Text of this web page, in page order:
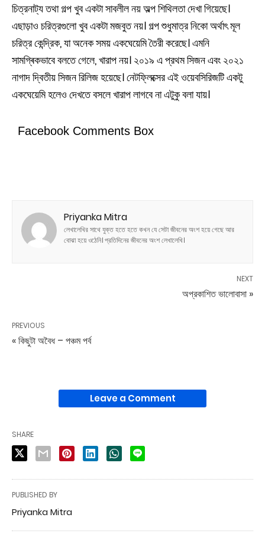
চিত্রনাট্য তথা গল্প খুব একটা সাবলীল নয় অল্প শিথিলতা দেখা গিয়েছে।
এছাড়াও চরিত্রগুলো খুব একটা মজবুত নয়। গল্প শুধুমাত্র নিকো অর্থাৎ মূল
চরিত্র কেন্দ্রিক, যা অনেক সময় একঘেয়েমি তৈরী করেছে। এমনি
সামগ্ৰিকভাবে বলতে গেলে, খারাপ নয়। ২০১৯ এ প্রথম সিজন এবং ২০২১
নাগাদ দ্বিতীয় সিজন রিলিজ হয়েছে। নেটফ্লিক্সের এই ওয়েবসিরিজটি একটু
একঘেয়েমি হলেও দেখতে বসলে খারাপ লাগবে না এটুকু বলা যায়।
Facebook Comments Box
Priyanka Mitra
লেখালেখির সাথে যুক্ত হতে হতে কখন যে সেটা জীবনের অংশ হয়ে গেছে আর
বোঝা হয়ে ওঠেনি। প্রতিদিনের জীবনের অংশ লেখালেখি।
NEXT
অপ্রকাশিত ভালোবাসা »
PREVIOUS
« কিছুটা অবৈধ – পঞ্চম পর্ব
Leave a Comment
SHARE
PUBLISHED BY
Priyanka Mitra